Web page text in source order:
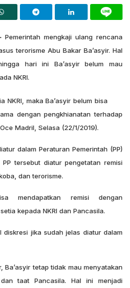
Pemerintah mengkaji ulang rencana
terorisme Abu Bakar Ba’asyir. Hal
hari ini Ba’asyir belum mau
NKRI.
NKRI, maka Ba’asyir belum bisa
dengan pengkhianatan terhadap
Madril, Selasa (22/1/2019).
dalam Peraturan Pemerintah (PP)
tersebut diatur pengetatan remisi
dan terorisme.
mendapatkan remisi dengan
kepada NKRI dan Pancasila.
diskresi jika sudah jelas diatur dalam
Ba’asyir tetap tidak mau menyatakan
taat Pancasila. Hal ini menjadi